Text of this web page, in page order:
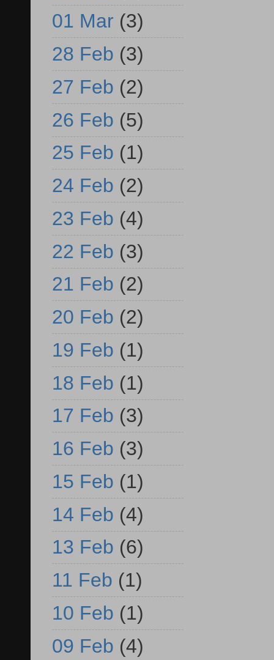
01 Mar (3)
28 Feb (3)
27 Feb (2)
26 Feb (5)
25 Feb (1)
24 Feb (2)
23 Feb (4)
22 Feb (3)
21 Feb (2)
20 Feb (2)
19 Feb (1)
18 Feb (1)
17 Feb (3)
16 Feb (3)
15 Feb (1)
14 Feb (4)
13 Feb (6)
11 Feb (1)
10 Feb (1)
09 Feb (4)